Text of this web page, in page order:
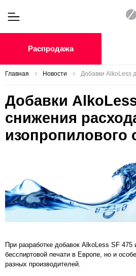
Распродажа
Главная Новости Добавки AlkoLess
Добавки
снижения
изопропилового
При разработке добавок AlkoLess SF 475
бесспиртовой печати в Европе, но и
разных производителей.